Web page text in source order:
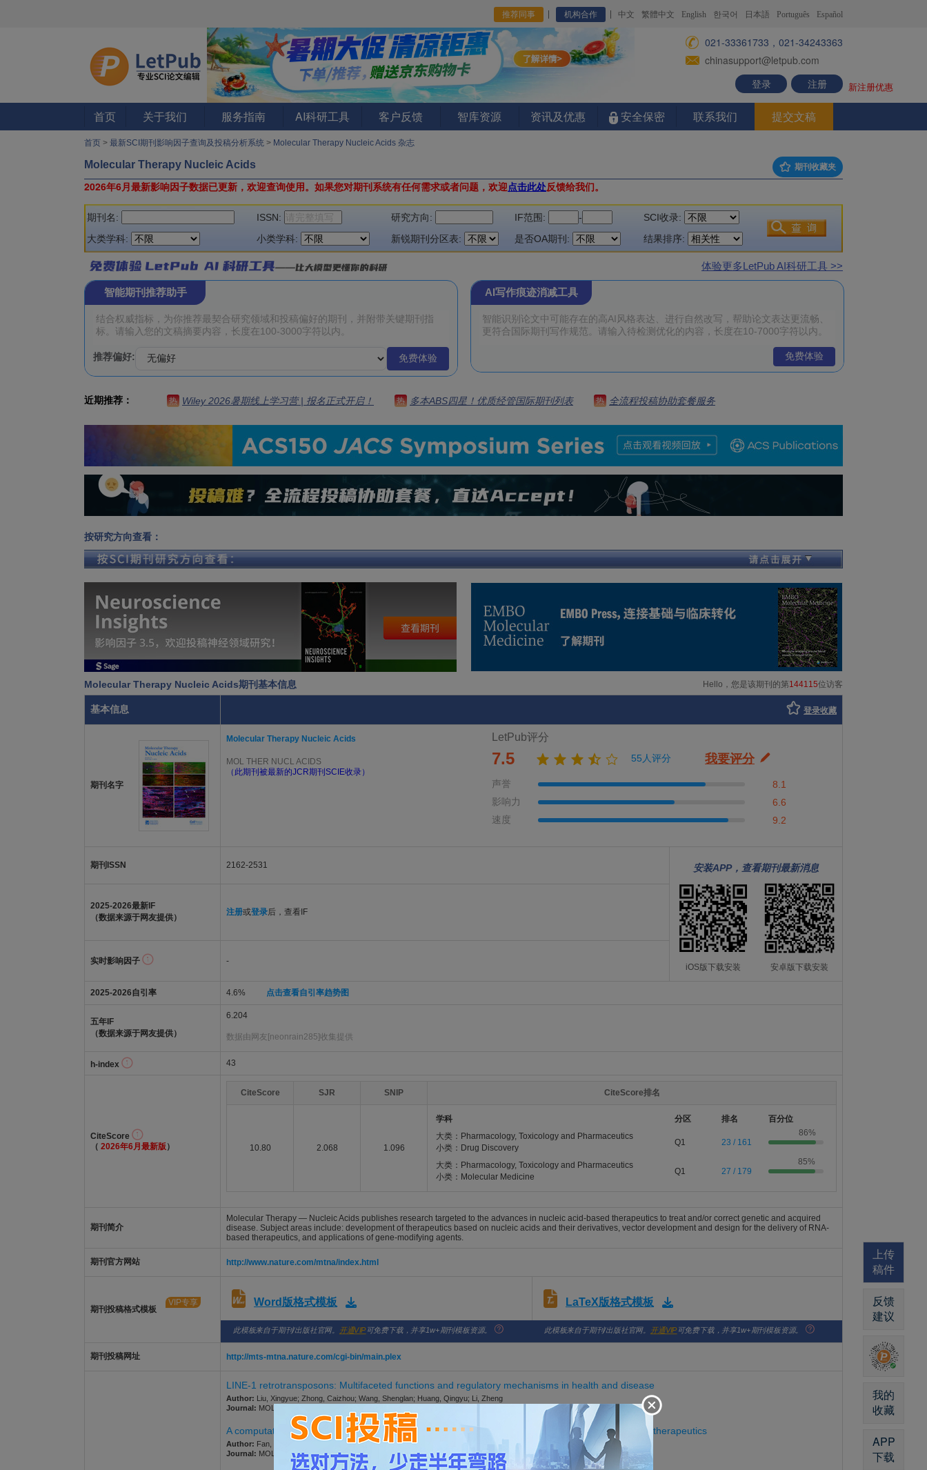
推荐同事 机构合作 中文 繁體中文 English 한국어 日本語 Português Español
021-33361733，021-34243363
chinasupport@letpub.com
登录
注册 新注册优惠
首页 关于我们 服务指南 AI科研工具 客户反馈 智库资源 资讯及优惠 安全保密 联系我们 提交文稿
首页 > 最新SCI期刊影响因子查询及投稿分析系统 > Molecular Therapy Nucleic Acids 杂志
Molecular Therapy Nucleic Acids 期刊收藏夹
2026年6月最新影响因子数据已更新，欢迎查询使用。 如果您对期刊系统有任何需求或者问题，欢迎点击此处反馈给我们。
期刊名: ISSN: 研究方向: IF范围: -
SCI收录:
大类学科:
小类学科: 新锐期刊分区表: 是否OA期刊: 结果排序:
体验更多LetPub AI科研工具 >>
智能期刊推荐助手
推荐偏好: 免费体验
AI写作痕迹消减工具
免费体验
近期推荐： 热 Wiley 2026暑期线上学习营 | 报名正式开启！ 热 多本ABS四星！优质经管国际期刊列表 热 全流程投稿协助套餐服务
按研究方向查看：
Molecular Therapy Nucleic Acids期刊基本信息 Hello，您是该期刊的第144115位访客
基本信息 登录收藏
期刊名字
Molecular Therapy Nucleic Acids
MOL THER NUCL ACIDS
（此期刊被最新的JCR期刊SCIE收录）
LetPub评分
7.5 55人评分 我要评分
声誉
8.1
影响力
6.6
速度
9.2
期刊ISSN 2162-2531 安装APP，查看期刊最新消息
iOS版下载安装 安卓版下载安装
2025-2026最新IF
（数据来源于网友提供）
注册或登录后，查看IF
实时影响因子 -
2025-2026自引率 4.6% 点击查看自引率趋势图
五年IF
（数据来源于网友提供）
6.204
数据由网友[neonrain285]收集提供
h-index 43
CiteScore
（ 2026年6月最新版 ）
CiteScore SJR SNIP CiteScore排名
10.80 2.068 1.096
学科 分区 排名
百分位
大类：Pharmacology, Toxicology and Pharmaceutics
小类：Drug Discovery
Q1 23 / 161
86%
大类：Pharmacology, Toxicology and Pharmaceutics
小类：Molecular Medicine
Q1 27 / 179
85%
期刊简介
Molecular Therapy — Nucleic Acids publishes research targeted to the advances in nucleic acid-based therapeutics to treat and/or correct genetic and acquired
disease. Subject areas include: development of therapeutics based on nucleic acids and their derivatives, vector development and design for the delivery of RNA-
based therapeutics, and applications of gene-modifying agents.
期刊官方网站 http://www.nature.com/mtna/index.html
期刊投稿格式模板
VIP专享 Word版格式模板 LaTeX版格式模板
此模板来自于期刊/出版社官网。 开通VIP 可免费下载，并享1w+期刊模板资源。 此模板来自于期刊/出版社官网。 开通VIP 可免费下载，并享1w+期刊模板资源。
期刊投稿网址 http://mts-mtna.nature.com/cgi-bin/main.plex
LINE-1 retrotransposons: Multifaceted functions and regulatory mechanisms in health and disease
Author: Liu, Xingyue; Zhong, Caizhou; Wang, Shenglan; Huang, Qingyu; Li, Zheng
Journal: MOLECULAR THERAPY NUCLEIC ACIDS. 2026; Vol. 37, Issue 2, pp. -. DOI: 10.1016/j.omtn.2026.102934
A computational model-powered platform to inform the development of GalNAc-conjugated siRNA therapeutics
Author: Fan, Xiaoqing; Xiao, Ying; Cao, Kangna; Zhang, Ruijie; Yan, Xiaoyu
Journal: MOLECULAR THERAPY NUCLEIC ACIDS. 2026; Vol. 37, Issue 2, pp. -. DOI: 10.1016/j.omtn.2026.102936
上传
稿件
反馈
建议
我的
收藏
APP
下载